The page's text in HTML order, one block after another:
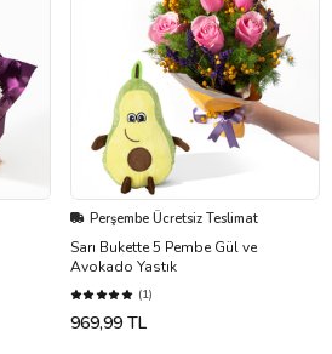
Perşembe Ücretsiz Teslimat
Sarı Bukette 5 Pembe Gül ve
Avokado Yastık
(1)
969,99 TL